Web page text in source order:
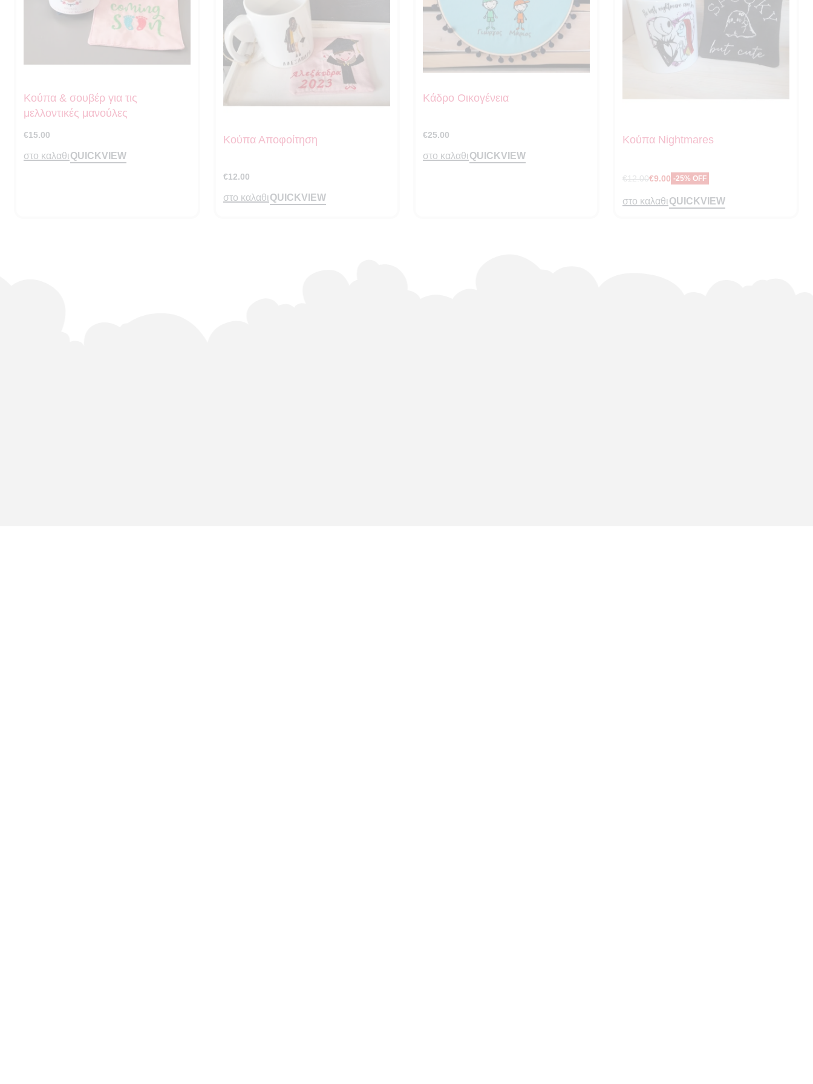
Κούπα & σουβέρ για τις
μελλοντικές μανούλες
€15.00
στο καλαθιQUICKVIEW
Κούπα Αποφοίτηση
€12.00
στο καλαθιQUICKVIEW
Κάδρο Οικογένεια
€25.00
στο καλαθιQUICKVIEW
Κούπα Nightmares
€12.00€9.00 -25% OFF
στο καλαθιQUICKVIEW